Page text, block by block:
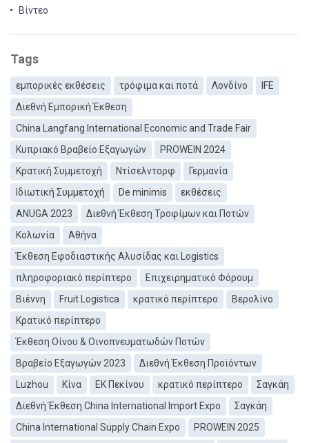
Βίντεο
Tags
εμπορικές εκθέσεις τρόφιμα και ποτά Λονδίνο
IFE
Διεθνή Εμπορική Έκθεση
China Langfang International Economic and Trade Fair
Κυπριακό Βραβείο Εξαγωγών
PROWEIN 2024
Κρατική Συμμετοχή
Ντίσελντορφ
Γερμανία
Ιδιωτική Συμμετοχή
De minimis
εκθέσεις
ANUGA 2023
Διεθνή Έκθεση Τροφίμων και Ποτών
Κολωνία
Αθήνα
Έκθεση Εφοδιαστικής Αλυσίδας και Logistics
πληροφοριακό περίπτερο
Επιχειρηματικό Φόρουμ
Βιέννη
Fruit Logistica κρατικό περίπτερο
Βερολίνο
Κρατικό περίπτερο
Έκθεση Οίνου & Οινοπνευματωδών Ποτών
Βραβείο Εξαγωγών 2023
Διεθνή Έκθεση Προϊόντων
Luzhou
Κίνα ΕΚ Πεκίνου κρατικό περίπτερο
Σαγκάη
Διεθνή Έκθεση China International Import Expo
Σαγκάη
China International Supply Chain Expo
PROWEIN 2025